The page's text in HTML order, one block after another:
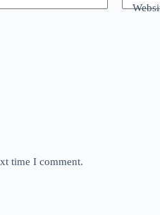
time I comment.